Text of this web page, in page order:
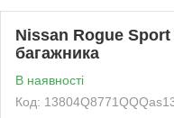
Nissan Rogue Sport
багажника
В наявності
Код: